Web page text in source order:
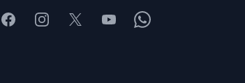
FacebookInstagram
X YoutubeWhatsapp